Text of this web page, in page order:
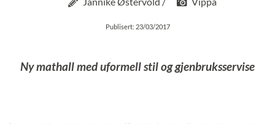
Publisert: 23/03/2017
Ny mathall med uformell stil og gjenbruksservise